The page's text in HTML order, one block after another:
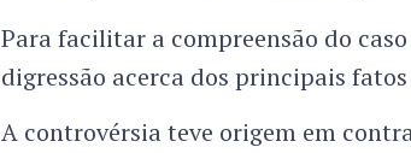
Para facilitar a compreensão do
digressão acerca dos principais
A controvérsia teve origem em